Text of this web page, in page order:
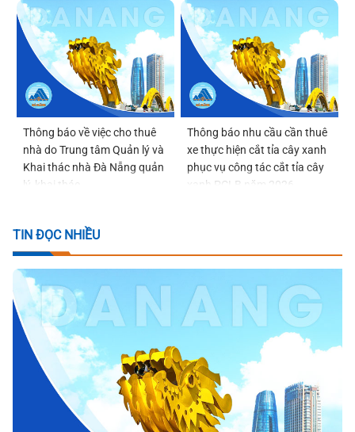
Thông báo về việc cho thuê
nhà do Trung tâm Quản lý và
Khai thác nhà Đà Nẵng quản
lý, khai thác
Thông báo nhu cầu cần thuê
xe thực hiện cắt tỉa cây xanh
phục vụ công tác cắt tỉa cây
xanh PCLB năm 2026
TIN ĐỌC NHIỀU